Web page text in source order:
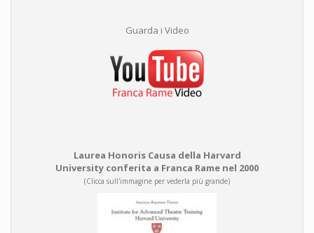
Guarda i Video
Laurea Honoris Causa della Harvard
University conferita a Franca Rame nel 2000
(Clicca sull'immagine per vederla più grande)